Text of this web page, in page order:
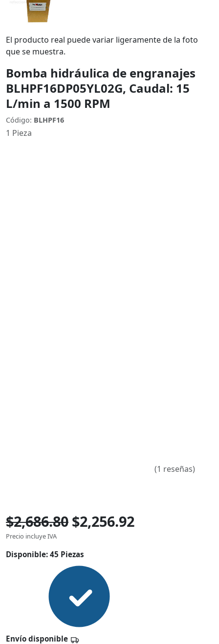
El producto real puede variar ligeramente de la foto
que se muestra.
Bomba hidráulica de engranajes
BLHPF16DP05YL02G, Caudal: 15
L/min a 1500 RPM
Código: BLHPF16
1 Pieza
(1 reseñas)
$2,686.80 $2,256.92
Precio incluye IVA
Disponible: 45 Piezas
Envío disponible